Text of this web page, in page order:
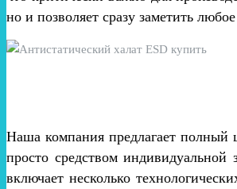
но и позволяет сразу заметить
Наша компания предлагает полный
просто средством
включает несколько